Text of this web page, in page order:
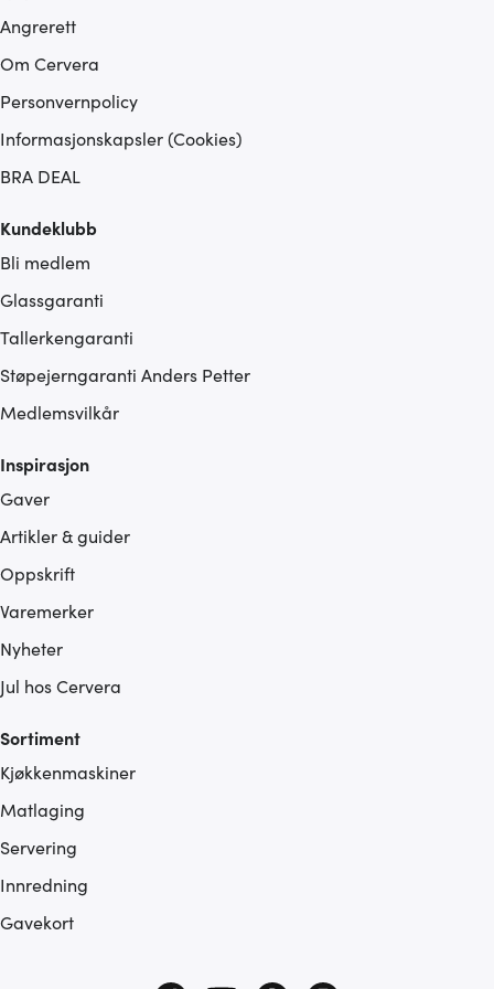
Angrerett
Om Cervera
Personvernpolicy
Informasjonskapsler (Cookies)
BRA DEAL
Kundeklubb
Bli medlem
Glassgaranti
Tallerkengaranti
Støpejerngaranti Anders Petter
Medlemsvilkår
Inspirasjon
Gaver
Artikler & guider
Oppskrift
Varemerker
Nyheter
Jul hos Cervera
Sortiment
Kjøkkenmaskiner
Matlaging
Servering
Innredning
Gavekort